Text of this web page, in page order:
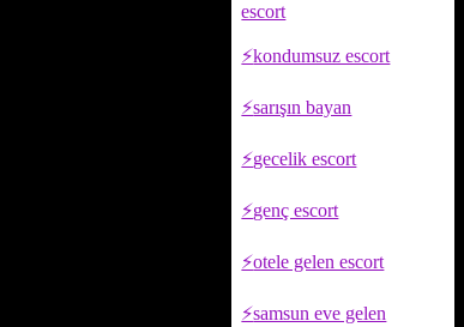
escort
kondumsuz escort
sarışın bayan
gecelik escort
genç escort
otele gelen escort
samsun eve gelen